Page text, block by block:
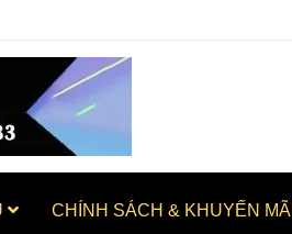
CHÍNH SÁCH & KHUYẾN MÃI